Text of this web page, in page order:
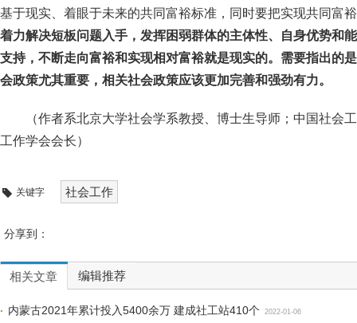
基于现实、着眼于未来的共同富裕标准，同时要把实现共同富
着力解决短板问题入手，发挥困弱群体的主体性、自身优势和
支持，不断走向富裕和实现相对富裕就是现实的。 需要指出的
会政策尤其重要，相关社会政策应该更加完善和强劲有力。
（作者系北京大学社会学系教授、博士生导师；中国社会
工作学会会长）
关键字 社会工作
分享到：
相关文章 编辑推荐
内蒙古2021年累计投入5400余万 建成社工站410个 2022-01-06